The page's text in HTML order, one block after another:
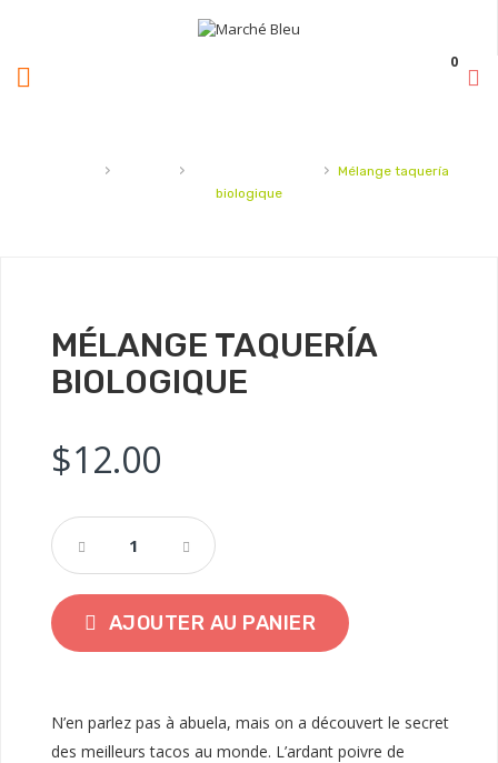
0
› › › Mélange taquería
biologique
MÉLANGE TAQUERÍA
BIOLOGIQUE
$12.00
AJOUTER AU PANIER
N’en parlez pas à abuela, mais on a découvert le secret
des meilleurs tacos au monde. L’ardant poivre de